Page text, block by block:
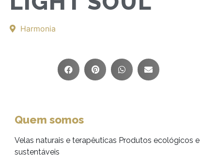
Harmonia
Quem somos
Velas naturais e terapêuticas Produtos ecológicos e
sustentáveis